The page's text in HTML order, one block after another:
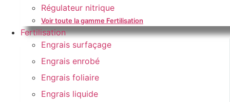
Régulateur nitrique
Voir toute la gamme Fertilisation
Fertilisation
Engrais surfaçage
Engrais enrobé
Engrais foliaire
Engrais liquide